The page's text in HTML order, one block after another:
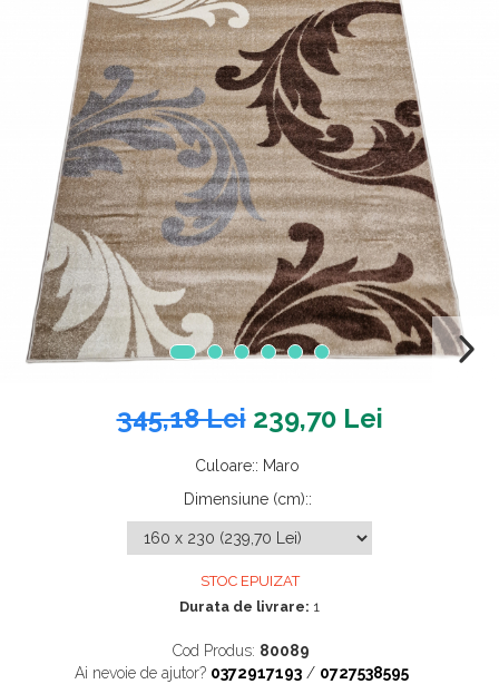
345,18 Lei 239,70 Lei
Culoare:: Maro
Dimensiune (cm)::
STOC EPUIZAT
Durata de livrare: 1
Cod Produs: 80089
Ai nevoie de ajutor? 0372917193 / 0727538595